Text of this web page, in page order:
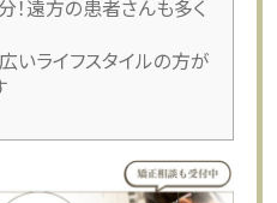
！遠方の患者さんも多く
いライフスタイルの方が